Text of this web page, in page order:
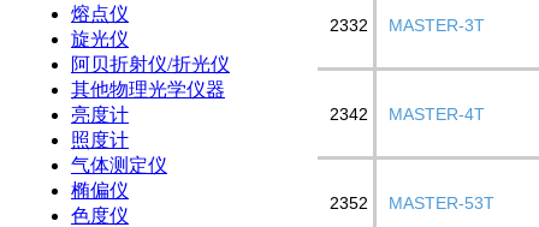
熔点仪
旋光仪
阿贝折射仪/折光仪
其他物理光学仪器
亮度计
照度计
气体测定仪
椭偏仪
色度仪
2332 MASTER-3T
2342 MASTER-4T
2352 MASTER-53T